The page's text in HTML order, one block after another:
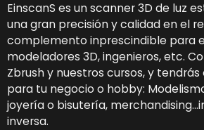
EinscanS es un scanner 3D de luz
una gran precisión y calidad en el
complemento inprescindible para
modeladores 3D, ingenieros, etc.
Zbrush y nuestros cursos, y
para tu negocio o hobby:
joyería o bisutería,
inversa.